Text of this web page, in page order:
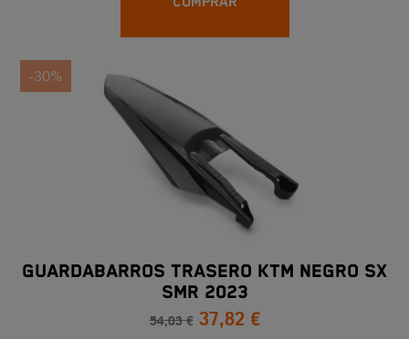
-30%
GUARDABARROS TRASERO KTM NEGRO SX
SMR 2023
54,03 € 37,82 €